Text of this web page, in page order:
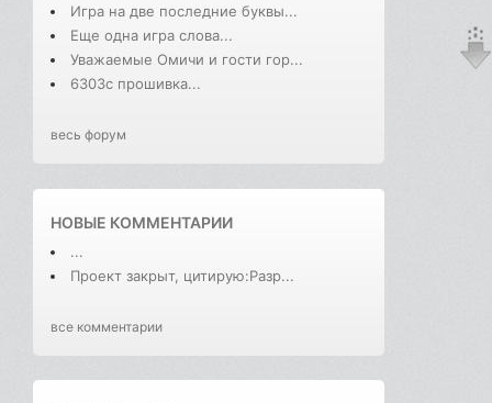
Игра на две последние буквы...
Еще одна игра слова...
Уважаемые Омичи и гости гор...
6303с прошивка...
весь форум
НОВЫЕ КОММЕНТАРИИ
...
Проект закрыт, цитирую:Разр...
все комментарии